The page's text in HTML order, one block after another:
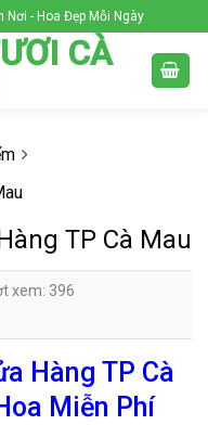
Nơi - Hoa Đẹp Mỗi Ngày
CÀ
TP Cà Mau
xem: 396
Hàng TP Cà
Miễn Phí